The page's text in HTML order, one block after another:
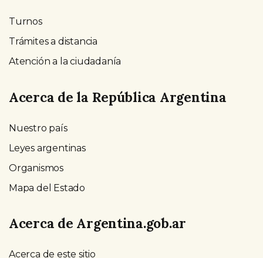
Turnos
Trámites a distancia
Atención a la ciudadanía
Acerca de la República Argentina
Nuestro país
Leyes argentinas
Organismos
Mapa del Estado
Acerca de Argentina.gob.ar
Acerca de este sitio